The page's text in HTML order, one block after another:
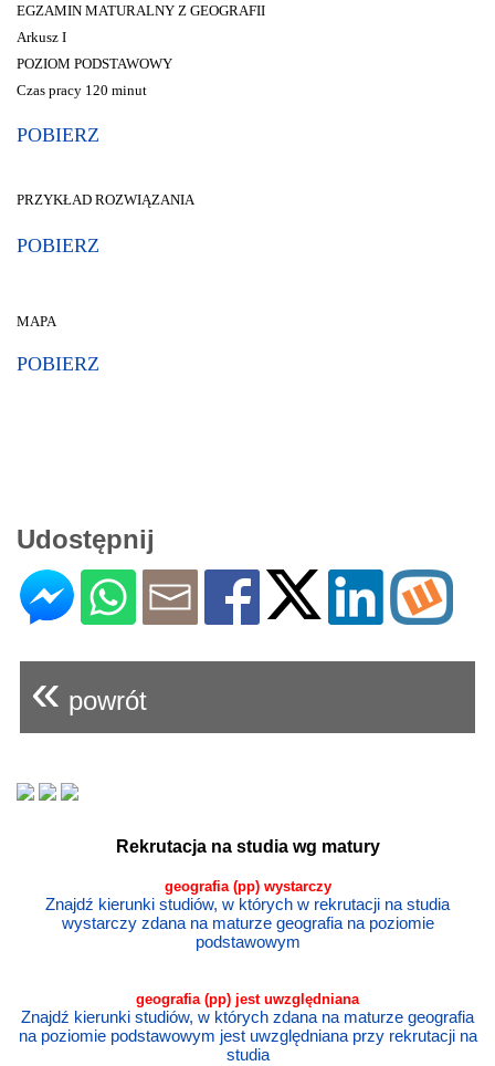
EGZAMIN MATURALNY Z GEOGRAFII
Arkusz I
POZIOM PODSTAWOWY
Czas pracy 120 minut
POBIERZ
PRZYKŁAD ROZWIĄZANIA
POBIERZ
MAPA
POBIERZ
Udostępnij
« powrót
Rekrutacja na studia wg matury
geografia (pp) wystarczy
Znajdź kierunki studiów, w których w rekrutacji na studia
wystarczy zdana na maturze geografia na poziomie
podstawowym
geografia (pp) jest uwzględniana
Znajdź kierunki studiów, w których zdana na maturze geografia
na poziomie podstawowym jest uwzględniana przy rekrutacji na
studia